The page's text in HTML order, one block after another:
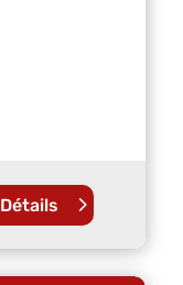
Détails